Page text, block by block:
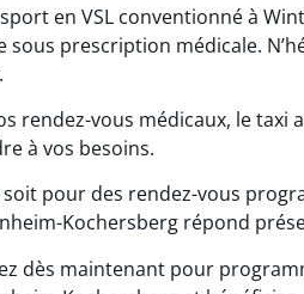
en VSL conventionné à
sous prescription médicale.
rendez-vous médicaux, le
à vos besoins.
soit pour des rendez-vous
Kochersberg répond
dès maintenant pour